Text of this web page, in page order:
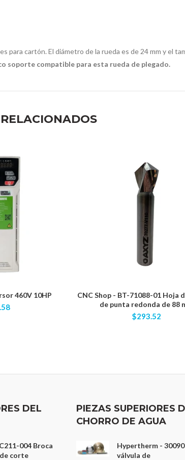
para cartón. El diámetro de la rueda es de 24 mm y el
soporte compatible para esta rueda de plegado.
460V 10HP
CNC Shop - BT-71088-01 Hoja
de punta redonda de 88
$293.52
DEL
004 Broca
corte
PIEZAS SUPERIORES
CHORRO DE AGUA
Hypertherm -
válvula de